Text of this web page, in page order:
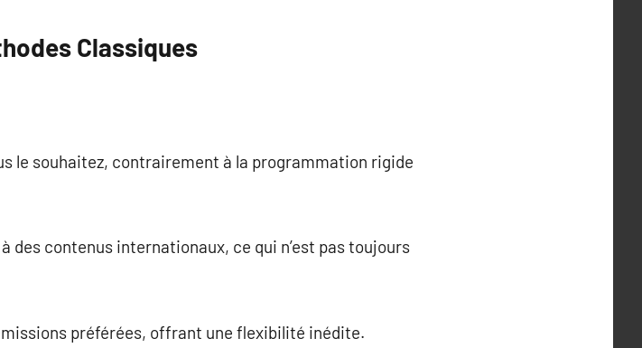
Classiques
le souhaitez, contrairement à la programmation rigide
des contenus internationaux, ce qui n’est pas toujours
préférées, offrant une flexibilité inédite.